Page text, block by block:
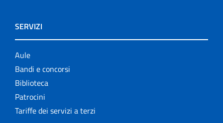
SERVIZI
Aule
Bandi e concorsi
Biblioteca
Patrocini
Tariffe dei servizi a terzi